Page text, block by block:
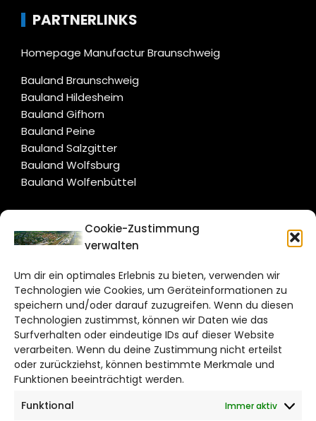
Cookie-Zustimmung
verwalten
Um dir ein optimales Erlebnis zu bieten, verwenden wir
Technologien wie Cookies, um Geräteinformationen zu
speichern und/oder darauf zuzugreifen. Wenn du diesen
Technologien zustimmst, können wir Daten wie das
Surfverhalten oder eindeutige IDs auf dieser Website
verarbeiten. Wenn du deine Zustimmung nicht erteilst
oder zurückziehst, können bestimmte Merkmale und
Funktionen beeinträchtigt werden.
Funktional
Immer aktiv
PARTNERLINKS
Homepage Manufactur Braunschweig
Bauland Braunschweig
Bauland Hildesheim
Bauland Gifhorn
Bauland Peine
Bauland Salzgitter
Bauland Wolfsburg
Bauland Wolfenbüttel
CITYLIFE!
Bruchtorwall 12
38100 Braunschweig
Telefon: 0531 387220 – 65
DAS STADTMAGAZIN FÜR
WOLFSBURG
Impressum